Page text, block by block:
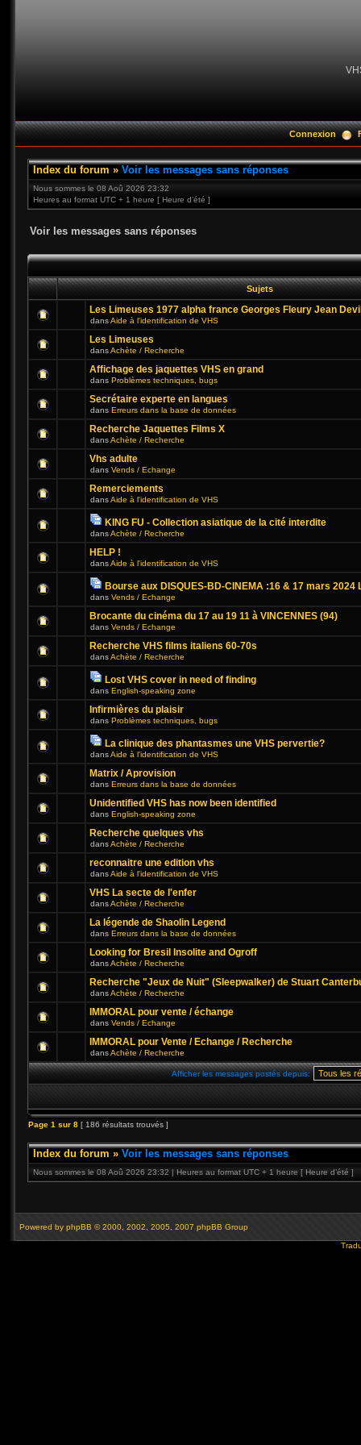
Connexion
Index du forum » Voir les messages sans réponses
Nous sommes le 08 Aoû 2026 23:32
Heures au format UTC + 1 heure [ Heure d’été ]
Voir les messages sans réponses
Sujets
Les Limeuses 1977 alpha france Georges Fleury Jean
dansAide à l'identification de VHS
Les Limeuses
dansAchète / Recherche
Affichage des jaquettes VHS en grand
dans Problèmes techniques, bugs
Secrétaire experte en langues
dans Erreurs dans la base de données
Recherche Jaquettes Films X
dansAchète / Recherche
Vhs adulte
dans Vends / Echange
Remerciements
dansAide à l'identification de VHS
KING FU - Collection asiatique de la cité interdite
dansAchète / Recherche
HELP !
dansAide à l'identification de VHS
Bourse aux DISQUES-BD-CINEMA :16 & 17 mars 2024
dans Vends / Echange
Brocante du cinéma du 17 au 19 11 à VINCENNES (94)
dans Vends / Echange
Recherche VHS films italiens 60-70s
dansAchète / Recherche
Lost VHS cover in need of finding
dans English-speaking zone
Infirmières du plaisir
dans Problèmes techniques, bugs
La clinique des phantasmes une VHS pervertie?
dansAide à l'identification de VHS
Matrix / Aprovision
dans Erreurs dans la base de données
Unidentified VHS has now been identified
dans English-speaking zone
Recherche quelques vhs
dansAchète / Recherche
reconnaitre une edition vhs
dansAide à l'identification de VHS
VHS La secte de l'enfer
dansAchète / Recherche
La légende de Shaolin Legend
dans Erreurs dans la base de données
Looking for Bresil Insolite and Ogroff
dansAchète / Recherche
Recherche "Jeux de Nuit" (Sleepwalker) de Stuart
dansAchète / Recherche
IMMORAL pour vente / échange
dans Vends / Echange
IMMORAL pour Vente / Echange / Recherche
dansAchète / Recherche
Afficher les messages postés depuis:
Page 1 sur 8 [ 186 résultats trouvés ]
Index du forum » Voir les messages sans réponses
Nous sommes le 08 Aoû 2026 23:32 | Heures au format UTC + 1 heure [ Heure d’été ]
Powered by phpBB © 2000, 2002, 2005, 2007 phpBB Group